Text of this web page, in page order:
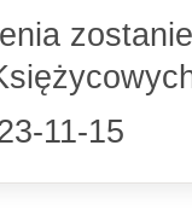
11-15